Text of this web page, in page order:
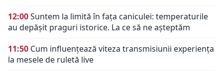
12:00Suntem la limită în fața caniculei: temperaturile
au depășit praguri istorice. La ce să ne așteptăm
11:50 Cum influențează viteza transmisiunii experiența
la mesele de ruletă live